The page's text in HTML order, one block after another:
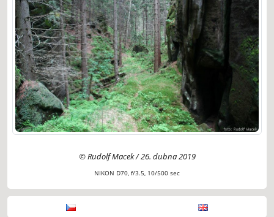
© Rudolf Macek / 26. dubna 2019
NIKON D70, f/3.5, 10/500 sec